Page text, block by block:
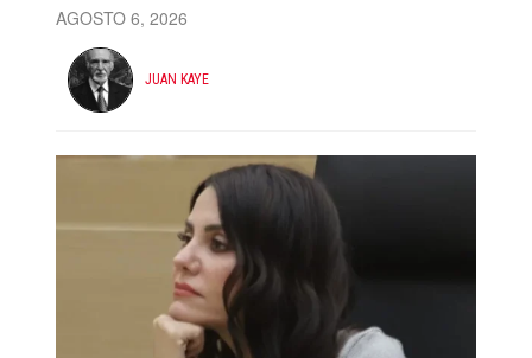
AGOSTO 6, 2026
JUAN KAYE